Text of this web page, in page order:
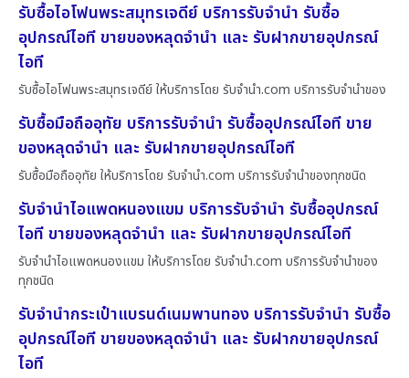
รับซื้อไอโฟนพระสมุทรเจดีย์ บริการรับจำนำ รับซื้อ
อุปกรณ์ไอที ขายของหลุดจำนำ และ รับฝากขายอุปกรณ์
ไอที
รับซื้อไอโฟนพระสมุทรเจดีย์ ให้บริการโดย รับจํานํา.com บริการรับจำนำของ
รับซื้อมือถืออุทัย บริการรับจำนำ รับซื้ออุปกรณ์ไอที ขาย
ของหลุดจำนำ และ รับฝากขายอุปกรณ์ไอที
รับซื้อมือถืออุทัย ให้บริการโดย รับจํานํา.com บริการรับจำนำของทุกชนิด
รับจำนำไอแพดหนองแขม บริการรับจำนำ รับซื้ออุปกรณ์
ไอที ขายของหลุดจำนำ และ รับฝากขายอุปกรณ์ไอที
รับจำนำไอแพดหนองแขม ให้บริการโดย รับจํานํา.com บริการรับจำนำของ
ทุกชนิด
รับจำนำกระเป๋าแบรนด์เนมพานทอง บริการรับจำนำ รับซื้อ
อุปกรณ์ไอที ขายของหลุดจำนำ และ รับฝากขายอุปกรณ์
ไอที